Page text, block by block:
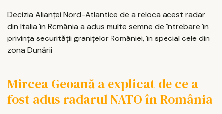
Decizia Alianței Nord-Atlantice de a reloca acest radar
din Italia în România a adus multe semne de întrebare în
privința securității granițelor României, în special cele din
zona Dunării
Mircea Geoană a explicat de ce a
fost adus radarul NATO în România